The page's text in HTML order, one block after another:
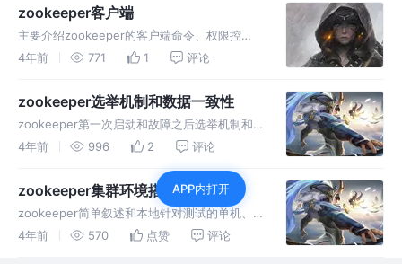
zookeeper客户端
主要介绍zookeeper的客户端命令、权限控
制、监听机制、Java客户端使用、写数据流程
4年前 771 1 评论
zookeeper选举机制和数据一致性
zookeeper第一次启动和故障之后选举机制和
ZAB协议实现的数据一致工作原理，简述分布式
4年前 996 2 评论
zookeeper集群环境搭建
zookeeper简单叙述和本地针对测试的单机、
生产集群环境和docker-compose搭建过程已经
4年前 570 点赞 评论
APP内打开